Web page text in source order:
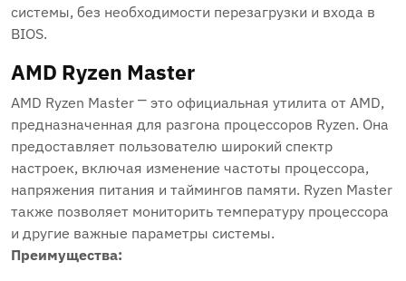
системы, без необходимости перезагрузки и входа в
BIOS.
AMD Ryzen Master
AMD Ryzen Master ⎻ это официальная утилита от AMD,
предназначенная для разгона процессоров Ryzen. Она
предоставляет пользователю широкий спектр
настроек, включая изменение частоты процессора,
напряжения питания и таймингов памяти. Ryzen Master
также позволяет мониторить температуру процессора
и другие важные параметры системы.
Преимущества: